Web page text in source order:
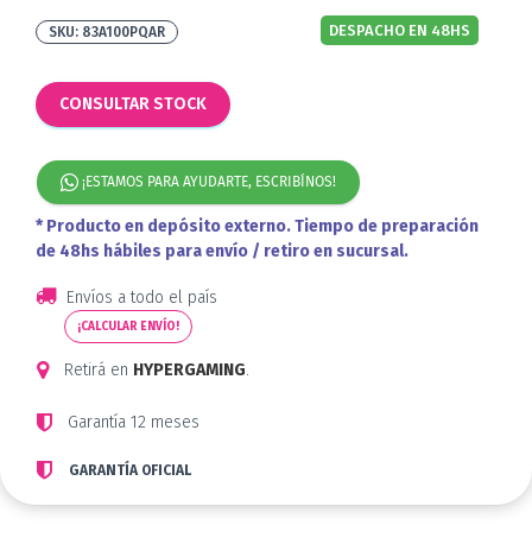
83A100PQAR DESPACHO EN 48HS
CONSULTAR STOCK
¡ESTAMOS PARA AYUDARTE, ESCRIBÍNOS!
* Producto en depósito externo. Tiempo de preparación
de 48hs hábiles para envío / retiro en sucursal.
Envíos a todo el país
¡CALCULAR ENVÍO!
Retirá en HYPERGAMING.
Garantía 12 meses
GARANTÍA OFICIAL